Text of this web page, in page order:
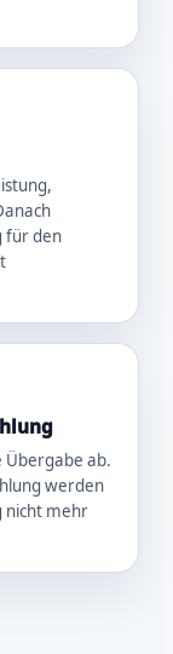
für den
Übergabe ab.
werden
nicht mehr